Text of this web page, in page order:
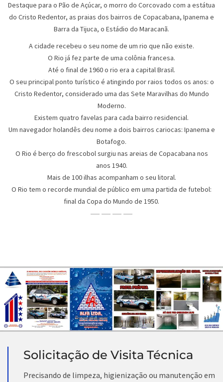
Destaque para o Pão de Açúcar, o morro do Corcovado com a estátua
do Cristo Redentor, as praias dos bairros de Copacabana, Ipanema e
Barra da Tijuca, o Estádio do Maracanã.
A cidade recebeu o seu nome de um rio que não existe.
O Rio já fez parte de uma colônia francesa.
Até o final de 1960 o rio era a capital Brasil.
O seu principal ponto turístico é atingindo por raios todos os anos: o
Cristo Redentor, considerado uma das Sete Maravilhas do Mundo
Moderno.
Existem quatro favelas para cada bairro residencial.
Um navegador holandês deu nome a dois bairros cariocas: Ipanema e
Botafogo.
O Rio é berço do frescobol surgiu nas areias de Copacabana nos
anos 1940.
Mais de 100 ilhas acompanham o seu litoral.
O Rio tem o recorde mundial de público em uma partida de futebol:
final da Copa do Mundo de 1950.
Solicitação de Visita Técnica
Precisando de limpeza, higienização ou manutenção em